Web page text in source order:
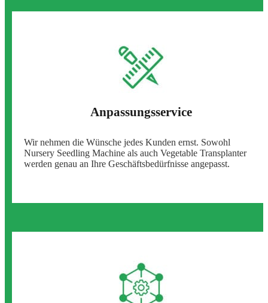
Anpassungsservice
Wir nehmen die Wünsche jedes Kunden ernst. Sowohl
Nursery Seedling Machine als auch Vegetable Transplanter
werden genau an Ihre Geschäftsbedürfnisse angepasst.